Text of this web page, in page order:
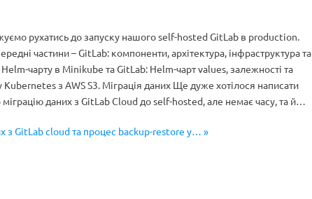
рухатись до запуску нашого self-hosted GitLab в production.
частини – GitLab: компоненти, архітектура, інфраструктура та
Helm-чарту в Minikube та GitLab: Helm-чарт values, залежності та
Kubernetes з AWS S3. Міграція даних Ще дуже хотілося написати
міграцію даних з GitLab Cloud до self-hosted, але немає часу, та й…
з GitLab cloud та процес backup-restore у… »